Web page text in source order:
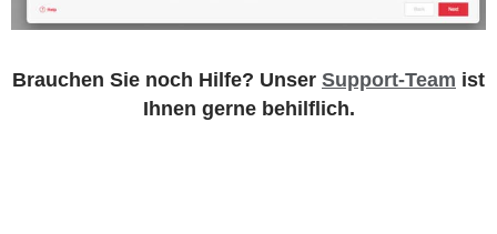
Brauchen Sie noch Hilfe? Unser Support-Team ist
Ihnen gerne behilflich.